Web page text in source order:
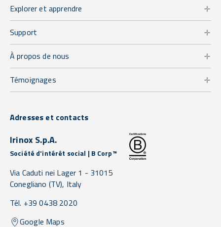
Explorer et apprendre
Support
À propos de nous
Témoignages
Adresses et contacts
Irinox S.p.A.
Société d'intérêt social | B Corp™
Via Caduti nei Lager 1 - 31015
Conegliano (TV), Italy
Tél. +39 0438 2020
Google Maps